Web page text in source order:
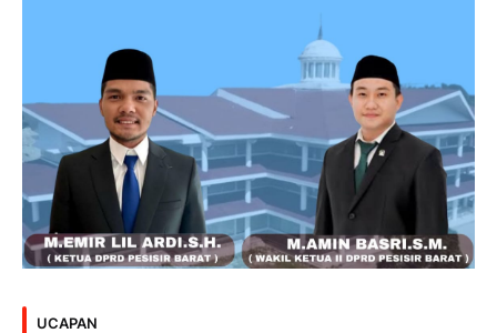
UCAPAN